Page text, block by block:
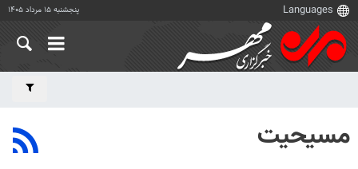
پنجشنبه ۱۵ مرداد ۱۴۰۵
مسیحیت